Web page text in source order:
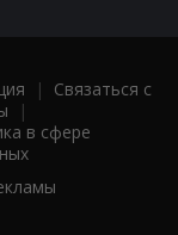
| Связаться с
|
в сфере